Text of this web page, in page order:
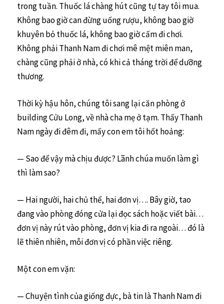
trong tuần. Thuốc lá chàng hút cũng tự tay tôi mua.
Không bao giờ can đừng uống rượu, không bao giờ
khuyên bỏ thuốc lá, không bao giờ cấm đi chơi.
Không phải Thanh Nam đi chơi mê mệt miên man,
chàng cũng phải ở nhà, có khi cả tháng trời để dưỡng
thương.
Thời kỳ hậu hôn, chúng tôi sang lại căn phòng ở
building Cửu Long, về nhà cha mẹ ở tạm. Thấy Thanh
Nam ngày đi đêm đi, mấy con em tôi hốt hoảng:
— Sao để vậy mà chịu được? Lãnh chúa muốn làm gì
thì làm sao?
— Hai người, hai chủ thể, hai đơn vị…. Bây giờ, tao
đang vào phòng đóng cửa lại đọc sách hoặc viết bài…
đơn vị này rút vào phòng, đơn vị kia đi ra ngoài… đó là
lẽ thiên nhiên, mỗi đơn vị có phần việc riêng.
Một con em vặn:
— Chuyện tình của giống đực, bà tin là Thanh Nam đi